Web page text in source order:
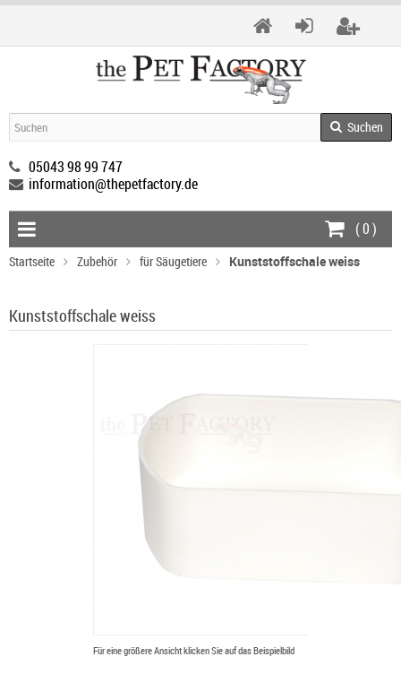
Suchen
05043 98 99 747
information@thepetfactory.de
(0)
Startseite Zubehör für Säugetiere Kunststoffschale weiss
Kunststoffschale weiss
Für eine größere Ansicht klicken Sie auf das Beispielbild